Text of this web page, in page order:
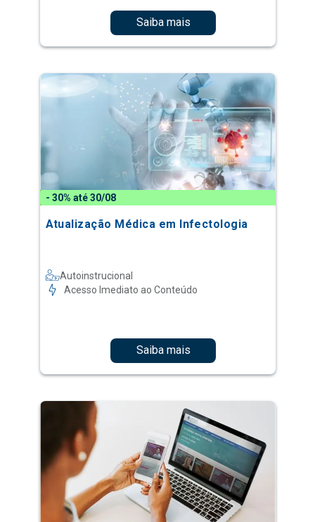
Saiba mais
- 30% até 30/08
Atualização Médica em Infectologia
Autoinstrucional
Acesso Imediato ao Conteúdo
Saiba mais